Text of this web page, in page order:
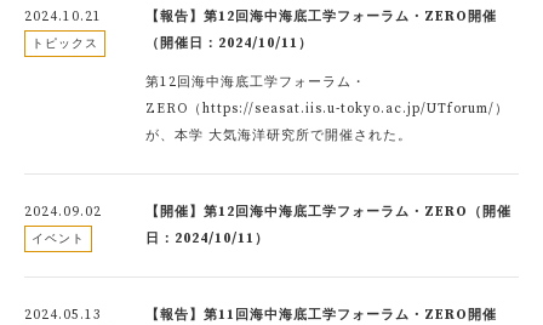
2024.10.21
トピックス
【報告】第12回海中海底工学フォーラム・ZERO開催
（開催日：2024/10/11）
第12回海中海底工学フォーラム・
ZERO（https://seasat.iis.u-tokyo.ac.jp/UTforum/）
が、本学 大気海洋研究所で開催された。
2024.09.02
イベント
【開催】第12回海中海底工学フォーラム・ZERO（開催
日：2024/10/11）
2024.05.13
【報告】第11回海中海底工学フォーラム・ZERO開催